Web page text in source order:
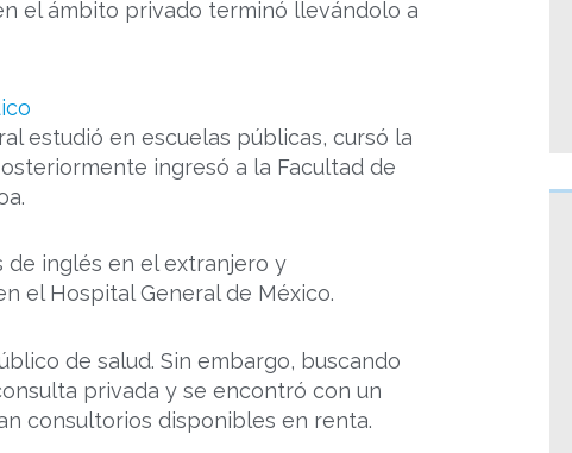
el ámbito privado terminó llevándolo a
estudió en escuelas públicas, cursó la
ingresó a la Facultad de
de inglés en el extranjero y
el Hospital General de México.
de salud. Sin embargo, buscando
privada y se encontró con un
consultorios disponibles en renta.